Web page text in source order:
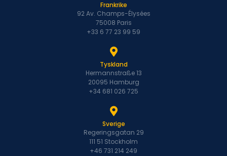
Frankrike
92 Av. Champs-Élysées
75008 Paris
+33 6 77 23 99 59
Tyskland
Hermannstraße 13
20095 Hamburg
+34 681 026 725
Sverige
Regeringsgatan 29
111 51 Stockholm
+46 731 214 249